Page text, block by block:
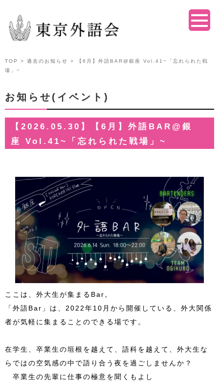
TOP > 過去のお知らせ
> 【6月】外語BAR@銀座 Vol.41~「忘れられた戦
場」~
お知らせ(イベント)
【2026.05.30】【6月】外語BAR@銀
座 Vol.41~「忘れられた戦場」~
ここは、外大生が集まるBar。
「外語Bar」は、2022年10月から開催している、外大関係
者が気軽に集まることのできる場です。
在学生、卒業生の垣根を越えて、語科を越えて、外大生な
らではの空気感の中で語り合う夜を過ごしませんか？
卒業生の先輩に仕事の極意を聞くもよし